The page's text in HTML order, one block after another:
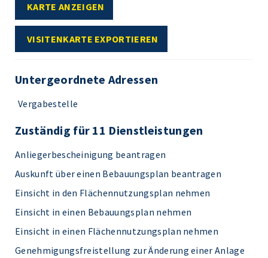
KARTE ANZEIGEN
VISITENKARTE EXPORTIEREN
Untergeordnete Adressen
Vergabestelle
Zuständig für 11 Dienstleistungen
Anliegerbescheinigung beantragen
Auskunft über einen Bebauungsplan beantragen
Einsicht in den Flächennutzungsplan nehmen
Einsicht in einen Bebauungsplan nehmen
Einsicht in einen Flächennutzungsplan nehmen
Genehmigungsfreistellung zur Änderung einer Anlage